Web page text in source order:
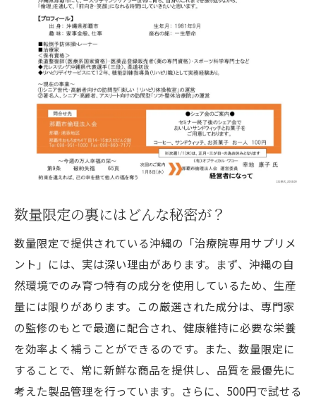
数量限定の裏にはどんな秘密が？
数量限定で提供されている沖縄の「治療院専用サプリメ
ント」には、実は深い理由があります。まず、沖縄の自
然環境でのみ育つ特有の成分を使用しているため、生産
量には限りがあります。この厳選された成分は、専門家
の監修のもとで最適に配合され、健康維持に必要な栄養
を効率よく補うことができるのです。また、数量限定に
することで、常に新鮮な商品を提供し、品質を最優先に
考えた製品管理を行っています。さらに、500円で試せる